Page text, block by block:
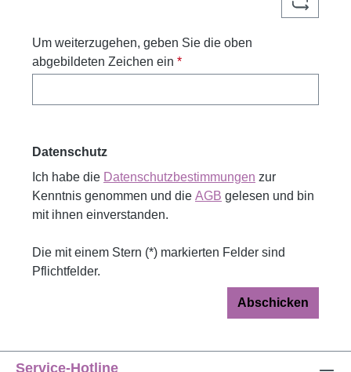
Um weiterzugehen, geben Sie die oben
abgebildeten Zeichen ein *
Datenschutz
Ich habe die Datenschutzbestimmungen zur
Kenntnis genommen und die AGB gelesen und bin
mit ihnen einverstanden.
Die mit einem Stern (*) markierten Felder sind
Pflichtfelder.
Abschicken
Service-Hotline